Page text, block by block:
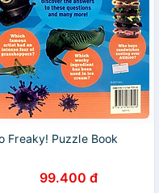
Freaky! Puzzle Book
99.400 đ